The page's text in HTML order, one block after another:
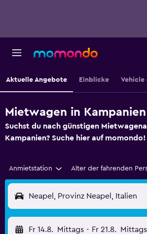
Aktuelle Angebote Einblicke Vehicle
Mietwagen in Kampanien
Suchst du nach günstigen
Kampanien? Suche hier auf momondo!
Anmietstation Alter der fahrenden
Neapel, Provinz Neapel, Italien
Fr 14.8. Mittags - Fr 21.8. Mittags